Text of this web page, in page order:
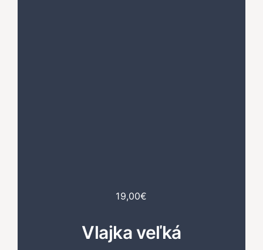
19,00€
Vlajka veľká